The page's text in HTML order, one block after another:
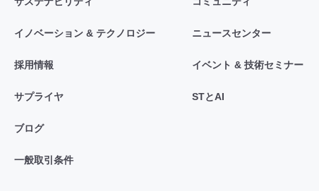
イノベーション & テクノロジー
採用情報
サプライヤ
ブログ
一般取引条件
ニュースセンター
イベント & 技術セミナー
STとAI